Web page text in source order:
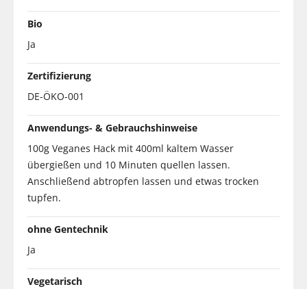
Bio
Ja
Zertifizierung
DE-ÖKO-001
Anwendungs- & Gebrauchshinweise
100g Veganes Hack mit 400ml kaltem Wasser
übergießen und 10 Minuten quellen lassen.
Anschließend abtropfen lassen und etwas trocken
tupfen.
ohne Gentechnik
Ja
Vegetarisch